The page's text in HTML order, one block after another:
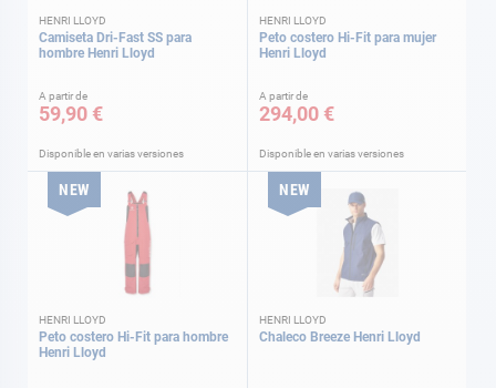
HENRI LLOYD
Camiseta Dri-Fast SS para
hombre Henri Lloyd
A partir de
59,90 €
Disponible en varias versiones
HENRI LLOYD
Peto costero Hi-Fit para mujer
Henri Lloyd
A partir de
294,00 €
Disponible en varias versiones
NEW
HENRI LLOYD
Peto costero Hi-Fit para hombre
Henri Lloyd
NEW
HENRI LLOYD
Chaleco Breeze Henri Lloyd